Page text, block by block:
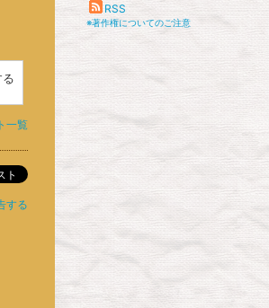
一覧
ト
する
RSS
※著作権についてのご注意